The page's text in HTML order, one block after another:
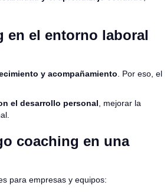
en el entorno laboral
y acompañamiento . Por eso, el
el desarrollo personal , mejorar la
coaching en una
para empresas y equipos: